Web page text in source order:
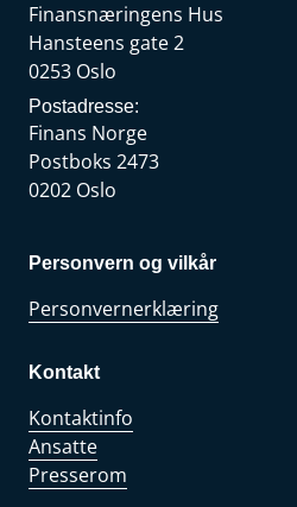
Finansnæringens Hus
Hansteens gate 2
0253 Oslo
Postadresse:
Finans Norge
Postboks 2473
0202 Oslo
Personvern og vilkår
Personvernerklæring
Kontakt
Kontaktinfo
Ansatte
Presserom